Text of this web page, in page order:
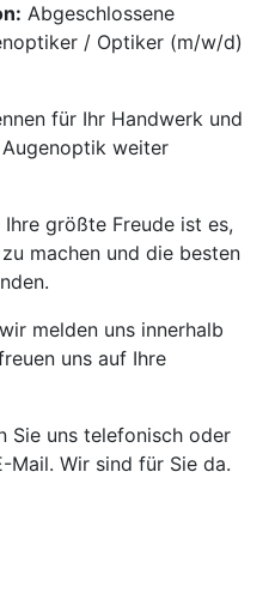
Abgeschlossene
/ Optiker (m/w/d)
für Ihr Handwerk und
weiter
Ihre größte Freude ist es,
machen und die besten
melden uns innerhalb
uns auf Ihre
Sie uns telefonisch oder
Mail. Wir sind für Sie da.